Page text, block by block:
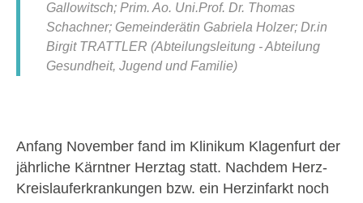
Gallowitsch; Prim. Ao. Uni.Prof. Dr. Thomas
Schachner; Gemeinderätin Gabriela Holzer; Dr.in
Birgit TRATTLER (Abteilungsleitung - Abteilung
Gesundheit, Jugend und Familie)
Anfang November fand im Klinikum Klagenfurt der
jährliche Kärntner Herztag statt. Nachdem Herz-
Kreislauferkrankungen bzw. ein Herzinfarkt noch